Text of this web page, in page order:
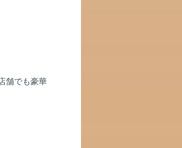
舗でも豪華